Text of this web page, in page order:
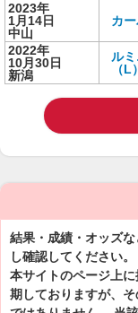
2023年
1月14日
中山
カ
2022年
10月30日
新潟
ル
（L）
結果・成績・オッズ
し確認してください。
本サイトのページ上
期しておりますが、